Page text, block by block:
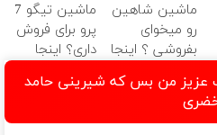
میفروشه
ماشین شاهین
رو میخوای
بفروشی ؟ اینجا
چند ساعته
بفروشش
ماشین تیگو 7
پرو برای فروش
داری؟ اینجا
عزیز من بس که شیرینی حامد